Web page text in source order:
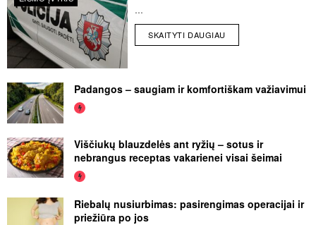
...
SKAITYTI DAUGIAU
Padangos – saugiam ir komfortiškam važiavimui
Viščiukų blauzdelės ant ryžių – sotus ir
nebrangus receptas vakarienei visai šeimai
Riebalų nusiurbimas: pasirengimas operacijai ir
priežiūra po jos